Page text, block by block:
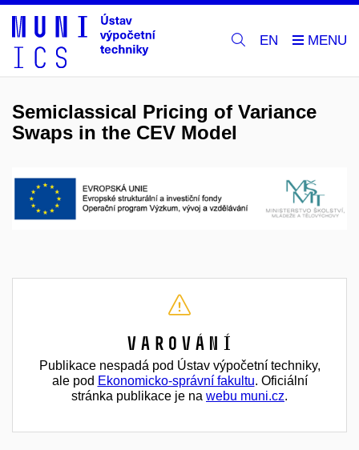
EN
Semiclassical Pricing of Variance
Swaps in the CEV Model
Varování
Publikace nespadá pod Ústav výpočetní techniky,
ale pod Ekonomicko-správní fakultu. Oficiální
stránka publikace je na webu muni.cz.